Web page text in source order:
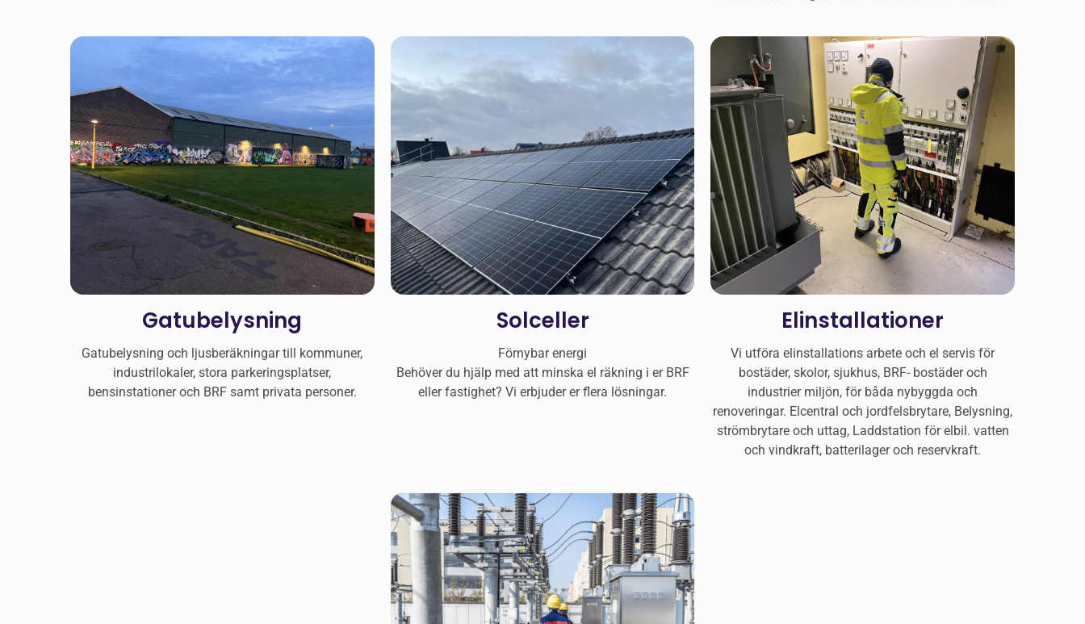
Gatubelysning
Gatubelysning och ljusberäkningar till kommuner,
industrilokaler, stora parkeringsplatser,
bensinstationer och BRF samt privata personer.
Solceller
Förnybar energi
Behöver du hjälp med att minska el räkning i er BRF
eller fastighet? Vi erbjuder er flera lösningar.
Elinstallationer
Vi utföra elinstallations arbete och el servis för
bostäder, skolor, sjukhus, BRF- bostäder och
industrier miljön, för båda nybyggda och
renoveringar. Elcentral och jordfelsbrytare, Belysning,
strömbrytare och uttag, Laddstation för elbil. vatten
och vindkraft, batterilager och reservkraft.